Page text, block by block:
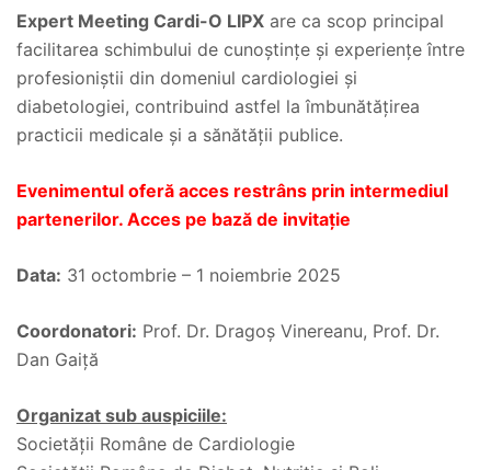
Expert Meeting Cardi-O LIPX are ca scop principal
facilitarea schimbului de cunoștințe și experiențe între
profesioniștii din domeniul cardiologiei și
diabetologiei, contribuind astfel la îmbunătățirea
practicii medicale și a sănătății publice.
Evenimentul oferă acces restrâns prin intermediul
partenerilor. Acces pe bază de invitație
Data: 31 octombrie – 1 noiembrie 2025
Coordonatori: Prof. Dr. Dragoș Vinereanu, Prof. Dr.
Dan Gaiță
Organizat sub auspiciile:
Societăţii Române de Cardiologie